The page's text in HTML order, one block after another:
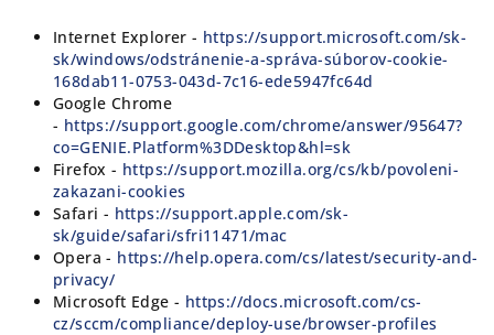
Internet Explorer - https://support.microsoft.com/sk-
sk/windows/odstránenie-a-správa-súborov-cookie-
168dab11-0753-043d-7c16-ede5947fc64d
Google Chrome
- https://support.google.com/chrome/answer/95647?
co=GENIE.Platform%3DDesktop&hl=sk
Firefox - https://support.mozilla.org/cs/kb/povoleni-
zakazani-cookies
Safari - https://support.apple.com/sk-
sk/guide/safari/sfri11471/mac
Opera - https://help.opera.com/cs/latest/security-and-
privacy/
Microsoft Edge - https://docs.microsoft.com/cs-
cz/sccm/compliance/deploy-use/browser-profiles